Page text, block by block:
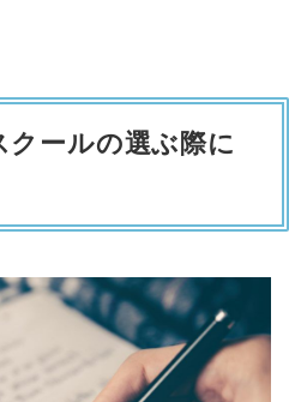
ールの選ぶ際に